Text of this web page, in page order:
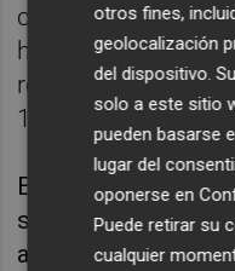
cuando observó
humo y comunicó
reanudó la
18.20.
Entre medias, y en
sindicatos, la
autorización del
otros fines,
geolocalización
del dispositivo.
solo a este sitio
pueden basarse
lugar del
oponerse en
Puede retirar su
cualquier